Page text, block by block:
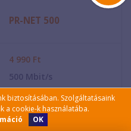
PR-NET 500
4 990 Ft
500 Mbit/s
20Mbit/s
12hó
biztosításában. Szolgáltatásaink
a cookie-k használatába.
OK